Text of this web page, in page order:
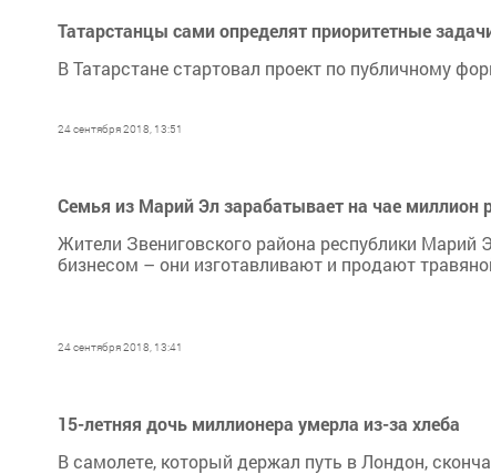
Татарстанцы сами определят приоритетные
В Татарстане стартовал проект по публичному
24 сентября 2018, 13:51
Семья из Марий Эл зарабатывает на чае миллион
Жители Звениговского района республики
бизнесом – они изготавливают и продают
24 сентября 2018, 13:41
15-летняя дочь миллионера умерла из-за хлеба
В самолете, который держал путь в Лондон,